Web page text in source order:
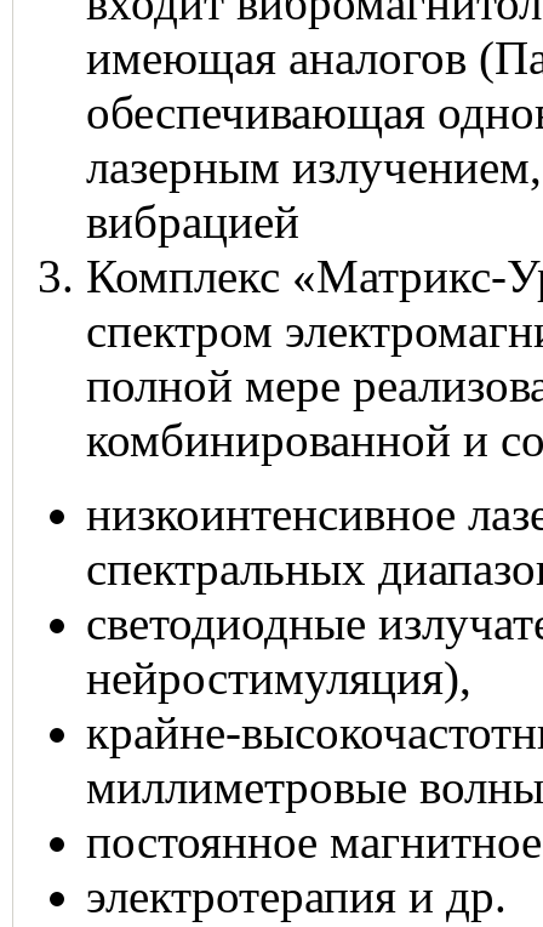
имеющая аналогов
обеспечивающая
лазерным
вибрацией
Комплекс «Матрикс-
спектром
полной мере
комбинированной и
низкоинтенсивное
спектральных
светодиодные
нейростимуляция),
крайне-
миллиметровые
постоянное
электротерапия и др.